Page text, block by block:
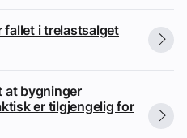
i trelastsalget
at bygninger
er tilgjengelig for